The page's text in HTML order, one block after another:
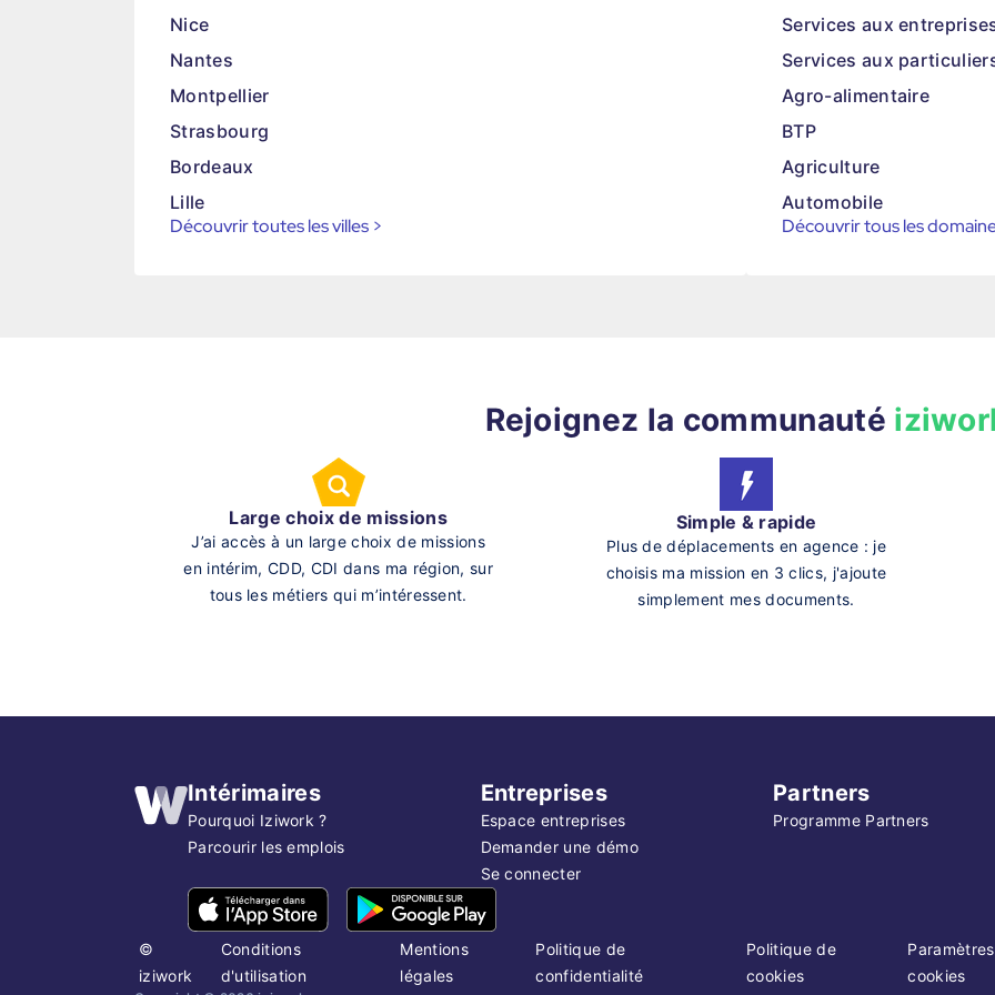
Nice
Nantes
Montpellier
Strasbourg
Bordeaux
Lille
Découvrir toutes les villes >
Services aux
Services aux
Agro-alimentaire
BTP
Agriculture
Automobile
Découvrir tous les
Rejoignez la communauté
Large choix de missions
J’ai accès à un large choix de missions
en intérim, CDD, CDI dans ma région, sur
tous les métiers qui m’intéressent.
Simple & rapide
Plus de déplacements en agence : je
choisis ma mission en 3 clics, j'ajoute
simplement mes documents.
Intérimaires
Pourquoi Iziwork ?
Parcourir les emplois
Entreprises
Espace entreprises
Demander une démo
Se connecter
Partners
Programme Partners
©
iziwork
Conditions
d'utilisation
Mentions
légales
Politique de
confidentialité
Politique de
cookies
cookies